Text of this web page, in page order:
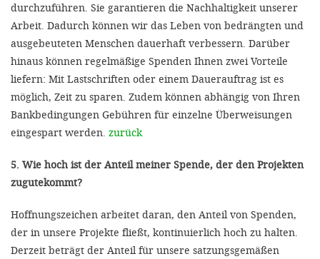
durchzuführen. Sie garantieren die Nachhaltigkeit unserer
Arbeit. Dadurch können wir das Leben von bedrängten und
ausgebeuteten Menschen dauerhaft verbessern. Darüber
hinaus können regelmäßige Spenden Ihnen zwei Vorteile
liefern: Mit Lastschriften oder einem Dauerauftrag ist es
möglich, Zeit zu sparen. Zudem können abhängig von Ihren
Bankbedingungen Gebühren für einzelne Überweisungen
eingespart werden. zurück
5. Wie hoch ist der Anteil meiner Spende, der den Projekten
zugutekommt?
Hoffnungszeichen arbeitet daran, den Anteil von Spenden,
der in unsere Projekte fließt, kontinuierlich hoch zu halten.
Derzeit beträgt der Anteil für unsere satzungsgemäßen